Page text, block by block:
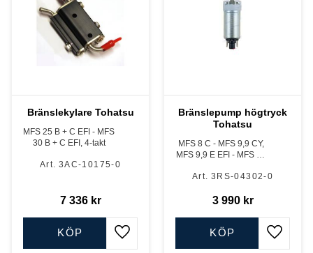
Bränslekylare Tohatsu
MFS 25 B + C EFI - MFS
30 B + C EFI, 4-takt
3AC-10175-0
7 336kr
Lägg till i favoriter
KÖP
Bränslepump högtryck
Tohatsu
MFS 8 C - MFS 9,9 CY,
MFS 9,9 E EFI - MFS 20
MFS 30 D, 4-takt
3RS-04302-0
3 990kr
Lägg
KÖP